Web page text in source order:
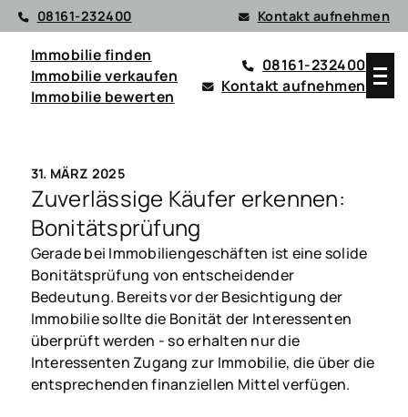
08161-232400 Kontakt aufnehmen
Immobilie finden
Immobilie verkaufen
Immobilie bewerten
08161-232400
Kontakt aufnehmen
31. MÄRZ 2025
Zuverlässige Käufer erkennen:
Bonitätsprüfung
Gerade bei Immobiliengeschäften ist eine solide
Bonitätsprüfung von entscheidender
Bedeutung. Bereits vor der Besichtigung der
Immobilie sollte die Bonität der Interessenten
überprüft werden - so erhalten nur die
Interessenten Zugang zur Immobilie, die über die
entsprechenden finanziellen Mittel verfügen.